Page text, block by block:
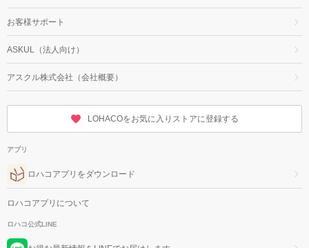
お客様サポート
ASKUL（法人向け）
アスクル株式会社（会社概要）
LOHACOをお気に入りストアに登録する
アプリ
ロハコアプリをダウンロード
ロハコアプリについて
ロハコ公式LINE